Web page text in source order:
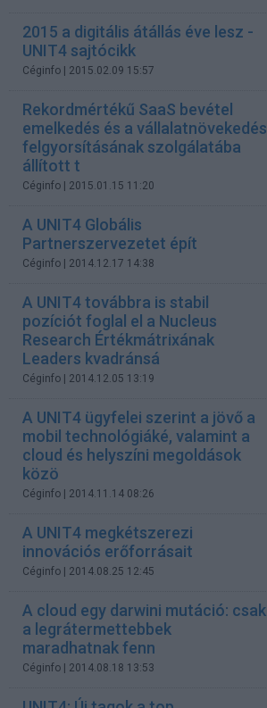
2015 a digitális átállás éve lesz -
UNIT4 sajtócikk
Céginfo | 2015.02.09 15:57
Rekordmértékű SaaS bevétel
emelkedés és a vállalatnövekedés
felgyorsításának szolgálatába
állított t
Céginfo | 2015.01.15 11:20
A UNIT4 Globális
Partnerszervezetet épít
Céginfo | 2014.12.17 14:38
A UNIT4 továbbra is stabil
pozíciót foglal el a Nucleus
Research Értékmátrixának
Leaders kvadránsá
Céginfo | 2014.12.05 13:19
A UNIT4 ügyfelei szerint a jövő a
mobil technológiáké, valamint a
cloud és helyszíni megoldások
közö
Céginfo | 2014.11.14 08:26
A UNIT4 megkétszerezi
innovációs erőforrásait
Céginfo | 2014.08.25 12:45
A cloud egy darwini mutáció: csak
a legrátermettebbek
maradhatnak fenn
Céginfo | 2014.08.18 13:53